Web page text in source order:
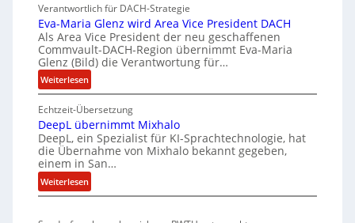
c
k
e
I
S
V
W
-
U
n
e
b
o
n
Verantwortlich für DACH-Strategie
Eva-Maria Glenz wird Area Vice President DACH
Als Area Vice President der neu geschaffenen
Commvault-DACH-Region übernimmt Eva-Maria
Glenz (Bild) die Verantwortung für…
Weiterlesen:
E
v
a
-
M
a
r
i
Echtzeit-Übersetzung
DeepL übernimmt Mixhalo
DeepL, ein Spezialist für KI-Sprachtechnologie, hat
die Übernahme von Mixhalo bekannt gegeben,
einem in San…
Weiterlesen:
D